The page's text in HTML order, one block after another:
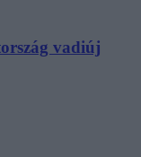
vadiúj